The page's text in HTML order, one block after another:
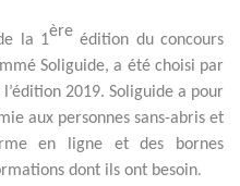
la 1ère édition du concours
Soliguide, a été choisi par
2019. Soliguide a pour
aux personnes sans-abris et
en ligne et des bornes
dont ils ont besoin.